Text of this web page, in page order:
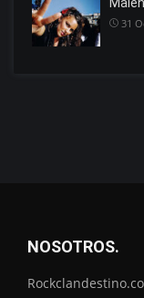
31
NOSOTROS.